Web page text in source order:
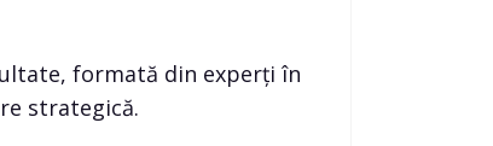
formată din experți în
strategică.